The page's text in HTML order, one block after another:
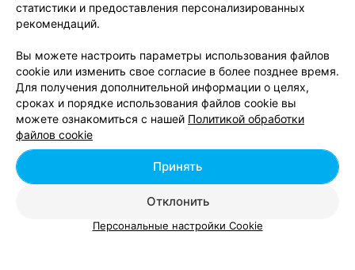
Публичный договор по использованию сервиса
Написать в поддержку
Связаться по вопросам сотрудничества
Написать руководителю relax.by
Обработка персональных данных
© 2026 ООО «Артокс Лаб», УНП 191700409, регистрирующий орган -
статистики и предоставления персонализированных
рекомендаций.
Вы можете настроить параметры использования файлов
cookie или изменить свое согласие в более позднее время.
Для получения дополнительной информации о целях,
сроках и порядке использования файлов cookie вы
можете ознакомиться с нашей Политикой обработки
файлов cookie
Отклонить
Принять
Персональные настройки Cookie